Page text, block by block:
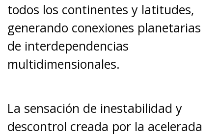
todos los continentes y latitudes,
generando conexiones planetarias
de interdependencias
multidimensionales.
La sensación de inestabilidad y
descontrol creada por la acelerada